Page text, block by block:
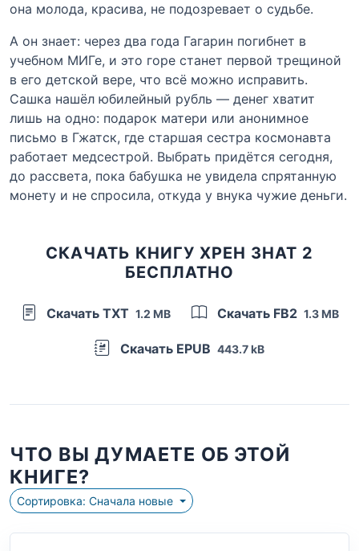
она молода, красива, не подозревает о судьбе.
А он знает: через два года Гагарин погибнет в
учебном МИГе, и это горе станет первой трещиной
в его детской вере, что всё можно исправить.
Сашка нашёл юбилейный рубль — денег хватит
лишь на одно: подарок матери или анонимное
письмо в Гжатск, где старшая сестра космонавта
работает медсестрой. Выбрать придётся сегодня,
до рассвета, пока бабушка не увидела спрятанную
монету и не спросила, откуда у внука чужие деньги.
СКАЧАТЬ КНИГУ ХРЕН ЗНАТ 2
БЕСПЛАТНО
Скачать TXT 1.2 MB Скачать FB2 1.3 MB
Скачать EPUB 443.7 kB
ЧТО ВЫ ДУМАЕТЕ ОБ ЭТОЙ
КНИГЕ?
Сортировка: Сначала новые